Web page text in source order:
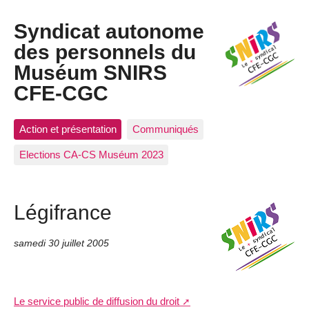
Syndicat autonome
des personnels du
Muséum SNIRS
CFE-CGC
Action et présentation Communiqués
Elections CA-CS Muséum 2023
Légifrance
samedi 30 juillet 2005
Le service public de diffusion du droit